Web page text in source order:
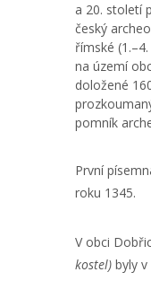
a 20. století
český
římské
na území
doložené
pomník
První
roku 1345.
V obci
kostel) byly